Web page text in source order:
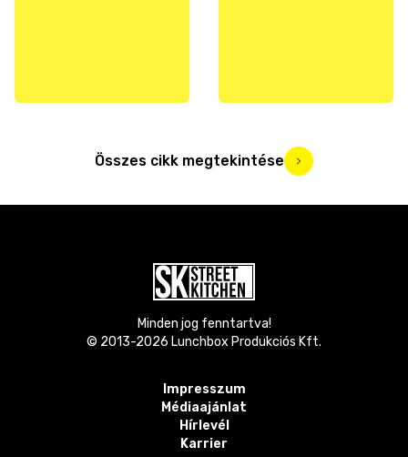
Összes cikk megtekintése
Minden jog fenntartva!
© 2013-2026 Lunchbox Produkciós Kft.
Impresszum
Médiaajánlat
Hírlevél
Karrier